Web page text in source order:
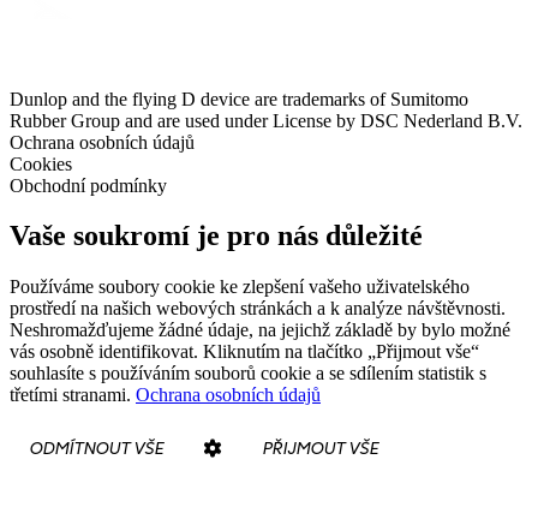
Dunlop and the flying D device are trademarks of Sumitomo
Rubber Group and are used under License by DSC Nederland B.V.
Ochrana osobních údajů
Cookies
Obchodní podmínky
Vaše soukromí je pro nás důležité
Používáme soubory cookie ke zlepšení vašeho uživatelského
prostředí na našich webových stránkách a k analýze návštěvnosti.
Neshromažďujeme žádné údaje, na jejichž základě by bylo možné
vás osobně identifikovat. Kliknutím na tlačítko „Přijmout vše“
souhlasíte s používáním souborů cookie a se sdílením statistik s
třetími stranami. Ochrana osobních údajů
ODMÍTNOUT VŠE PŘIJMOUT VŠE